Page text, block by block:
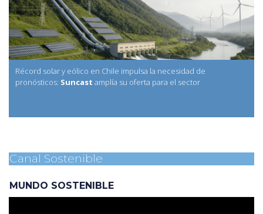
Récord solar y eólico en Chile impulsa la necesidad de
pronósticos: Suncast amplía su oferta para el sector
Canal Sostenible
MUNDO SOSTENIBLE